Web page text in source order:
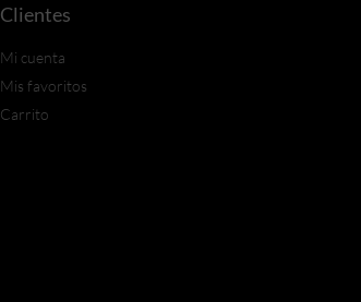
Clientes
Mi cuenta
Mis favoritos
Carrito